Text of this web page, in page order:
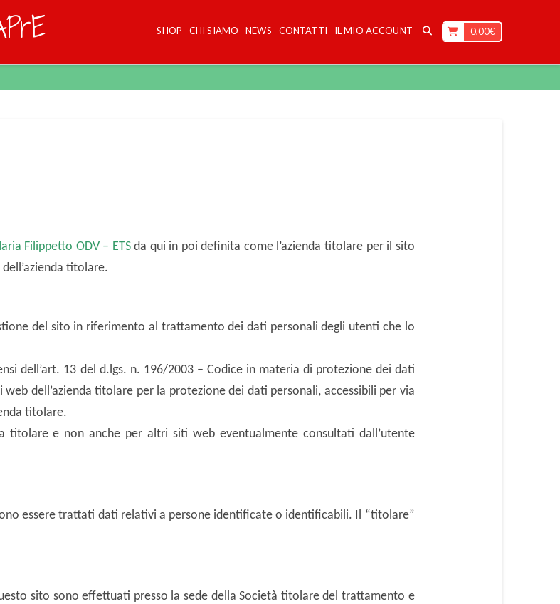
SHOP CHI SIAMO NEWS CONTATTI IL MIO ACCOUNT 0,00€
Filippetto ODV – ETSda qui in poi definita come l’azienda titolare per il sito
titolare.
del sito in riferimento al trattamento dei dati personali degli utenti che lo
dell’art. 13 del d.lgs. n. 196/2003 – Codice in materia di protezione dei dati
dell’azienda titolare per la protezione dei dati personali, accessibili per via
titolare.
titolare e non anche per altri siti web eventualmente consultati dall’utente
essere trattati dati relativi a persone identificate o identificabili. Il “titolare”
sito sono effettuati presso la sede della Società titolare del trattamento e